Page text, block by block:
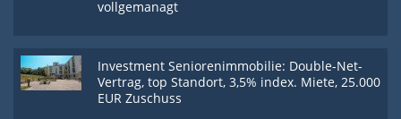
vollgemanagt
Investment Seniorenimmobilie: Double-Net-
Vertrag, top Standort, 3,5% index. Miete, 25.000
EUR Zuschuss